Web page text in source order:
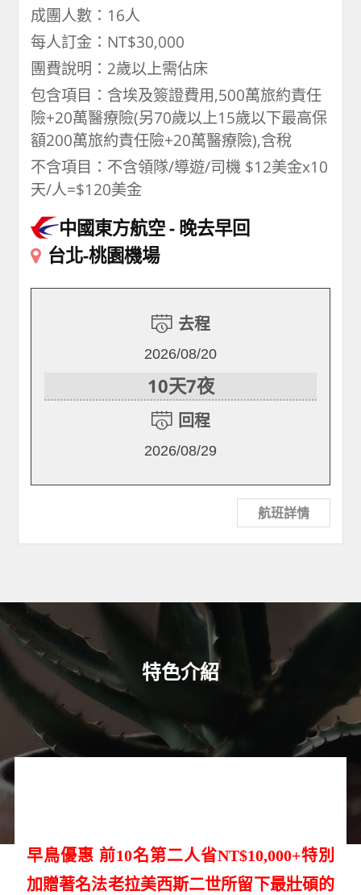
成團人數：16人
每人訂金：NT$30,000
團費說明：2歲以上需佔床
包含項目：含埃及簽證費用,500萬旅約責任
險+20萬醫療險(另70歲以上15歲以下最高保
額200萬旅約責任險+20萬醫療險),含稅
不含項目：不含領隊/導遊/司機 $12美金x10
天/人=$120美金
中國東方航空 晚去早回
台北-桃園機場
去程
2026/08/20
10天7夜
回程
2026/08/29
航班詳情
特色介紹
早鳥優惠 前10名第二人省NT$10,000+特別
加贈著名法老拉美西斯二世所留下最壯碩的